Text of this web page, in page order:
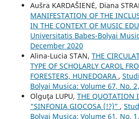
Aušra KARDAŠIENĖ, Diana
MANIFESTATION OF THE
IN THE CONTEXT OF MUSIC
Universitatis Babes-Bolyai
December 2020
Alina-Lucia STAN, THE
TYPE OF SCHOLARLY CAROL
FORESTERS, HUNEDOARA ,
Bolyai Musica: Volume 67, No.
Olguţa LUPU, THE QUOTATION
“SINFONIA GIOCOSA (!?)” ,
Bolyai Musica: Volume 61, No.